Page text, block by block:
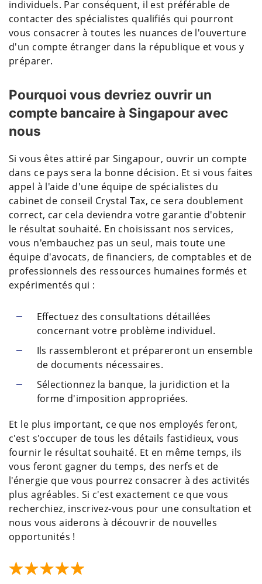
individuels. Par conséquent, il est préférable de
contacter des spécialistes qualifiés qui pourront
vous consacrer à toutes les nuances de l'ouverture
d'un compte étranger dans la république et vous y
préparer.
Pourquoi vous devriez ouvrir un
compte bancaire à Singapour avec
nous
Si vous êtes attiré par Singapour, ouvrir un compte
dans ce pays sera la bonne décision. Et si vous faites
appel à l'aide d'une équipe de spécialistes du
cabinet de conseil Crystal Tax, ce sera doublement
correct, car cela deviendra votre garantie d'obtenir
le résultat souhaité. En choisissant nos services,
vous n'embauchez pas un seul, mais toute une
équipe d'avocats, de financiers, de comptables et de
professionnels des ressources humaines formés et
expérimentés qui :
Effectuez des consultations détaillées
concernant votre problème individuel.
Ils rassembleront et prépareront un ensemble
de documents nécessaires.
Sélectionnez la banque, la juridiction et la
forme d'imposition appropriées.
Et le plus important, ce que nos employés feront,
c'est s'occuper de tous les détails fastidieux, vous
fournir le résultat souhaité. Et en même temps, ils
vous feront gagner du temps, des nerfs et de
l'énergie que vous pourrez consacrer à des activités
plus agréables. Si c'est exactement ce que vous
recherchiez, inscrivez-vous pour une consultation et
nous vous aiderons à découvrir de nouvelles
opportunités !